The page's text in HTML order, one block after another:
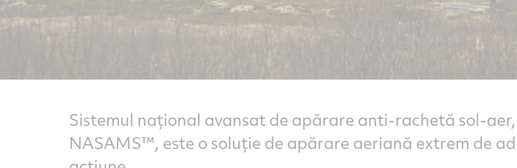
Sistemul național avansat de apărare anti-rachetă sol-
NASAMS™, este o soluție de apărare aeriană extrem de